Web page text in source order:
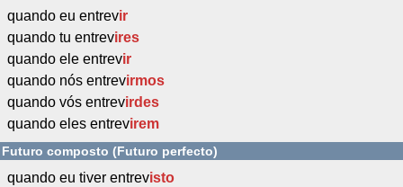
quando eu entrevir
quando tu entrevires
quando ele entrevir
quando nós entrevirmos
quando vós entrevirdes
quando eles entrevirem
Futuro composto (Futuro perfecto)
quando eu tiver entrevisto